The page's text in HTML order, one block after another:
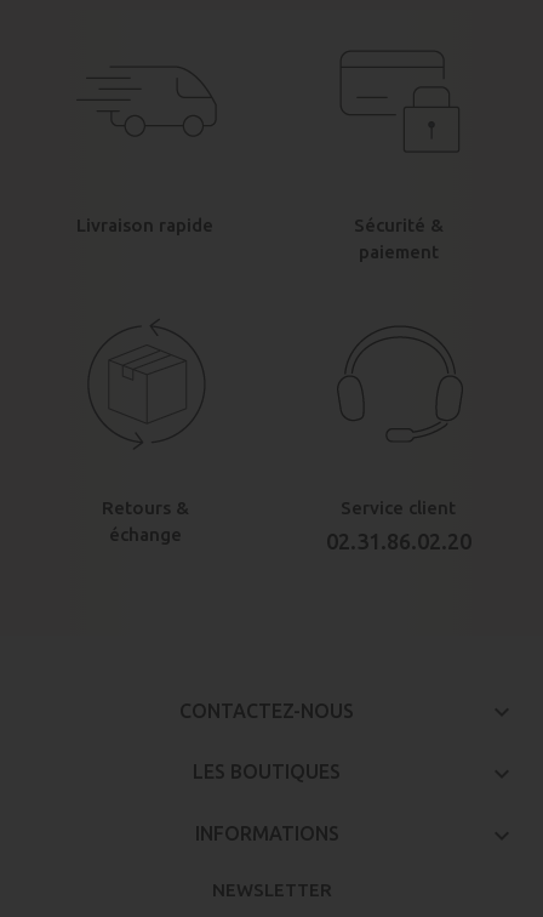
Livraison rapide
Sécurité &
paiement
Retours &
échange
Service client
02.31.86.02.20
CONTACTEZ-NOUS
LES BOUTIQUES
INFORMATIONS
NEWSLETTER